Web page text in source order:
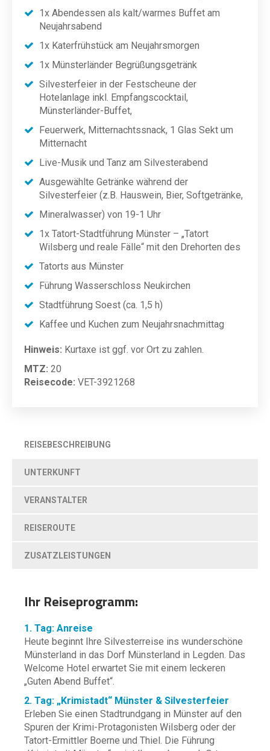
1x Abendessen als kalt/warmes Buffet am
Neujahrsabend
1x Katerfrühstück am Neujahrsmorgen
1x Münsterländer Begrüßungsgetränk
Silvesterfeier in der Festscheune der
Hotelanlage inkl. Empfangscocktail,
Münsterländer-Buffet,
Feuerwerk, Mitternachtssnack, 1 Glas Sekt um
Mitternacht
Live-Musik und Tanz am Silvesterabend
Ausgewählte Getränke während der
Silvesterfeier (z.B. Hauswein, Bier, Softgetränke,
Mineralwasser) von 19-1 Uhr
1x Tatort-Stadtführung Münster – „Tatort
Wilsberg und reale Fälle“ mit den Drehorten des
Tatorts aus Münster
Führung Wasserschloss Neukirchen
Stadtführung Soest (ca. 1,5 h)
Kaffee und Kuchen zum Neujahrsnachmittag
Hinweis: Kurtaxe ist ggf. vor Ort zu zahlen.
MTZ: 20
Reisecode: VET-3921268
REISEBESCHREIBUNG
UNTERKUNFT
VERANSTALTER
REISEROUTE
ZUSATZLEISTUNGEN
Ihr Reiseprogramm:
1. Tag: Anreise
Heute beginnt Ihre Silvesterreise ins wunderschöne
Münsterland in das Dorf Münsterland in Legden. Das
Welcome Hotel erwartet Sie mit einem leckeren
„Guten Abend Buffet“.
2. Tag: „Krimistadt“ Münster & Silvesterfeier
Erleben Sie einen Stadtrundgang in Münster auf den
Spuren der Krimi-Protagonisten Wilsberg oder der
Tatort-Ermittler Boerne und Thiel. Die Führung